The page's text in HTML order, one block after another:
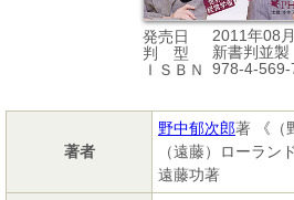
発売日
2011年08
判 型
新書判並製
ＩＳＢＮ
978-4-569-
著者
野中郁次郎著 《（
（遠藤）ローラン
遠藤功著